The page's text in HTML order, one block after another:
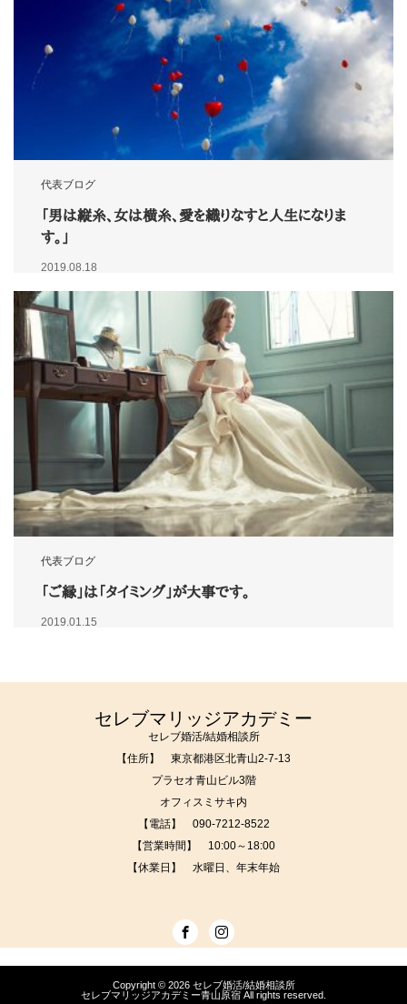
代表ブログ
「男は縦糸、女は横糸、愛を織りなすと人生になりま
す。」
2019.08.18
代表ブログ
「ご縁」は「タイミング」が大事です。
2019.01.15
セレブマリッジアカデミー
セレブ婚活/結婚相談所
【住所】 東京都港区北青山2-7-13
プラセオ青山ビル3階
オフィスミサキ内
【電話】 090-7212-8522
【営業時間】 10:00～18:00
【休業日】 水曜日、年末年始
Copyright © 2026 セレブ婚活/結婚相談所
セレブマリッジアカデミー青山原宿 All rights reserved.